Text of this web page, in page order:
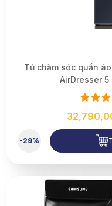
Tủ chăm sóc quần
AirDresser 5
-29%